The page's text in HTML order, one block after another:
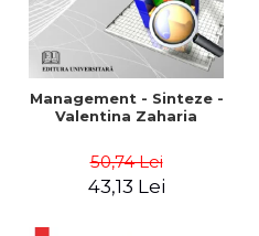
Management - Sinteze -
Valentina Zaharia
50,74 Lei
43,13 Lei